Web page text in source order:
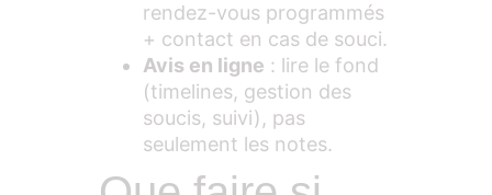
rendez-vous programmés
+ contact en cas de souci.
Avis en ligne : lire le fond
(timelines, gestion des
soucis, suivi), pas
seulement les notes.